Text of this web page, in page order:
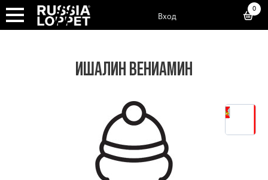
Вход
0
ИШАЛИН ВЕНИАМИН